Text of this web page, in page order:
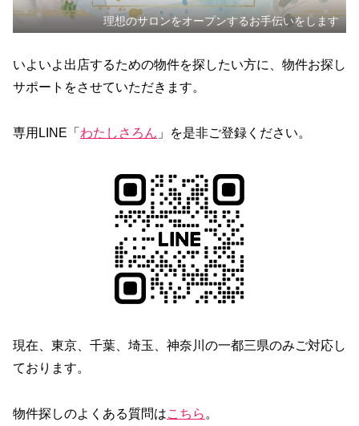
理想のサロンをオープンするお手伝いをします
いよいよ出店するための物件を探したい方に、物件お探し
サポートをさせていただきます。
専用LINE「 わたしさろん 」を是非ご登録ください。
現在、東京、千葉、埼玉、神奈川の一都三県のみご対応し
ております。
物件探しのよくある質問はこちら 。